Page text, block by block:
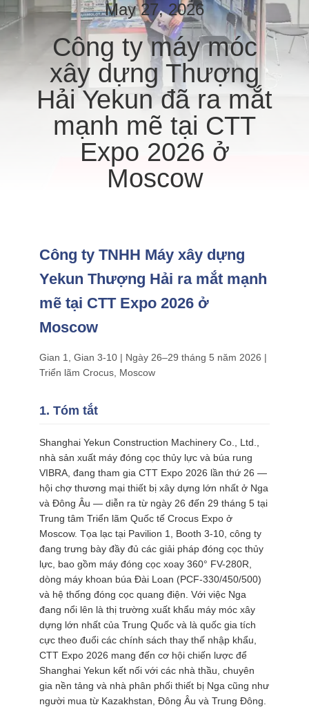
CHÚNG
TÔI
THAM
QUAN
LƯỢNG
LIÊN
CÁC
TRƯỜNG
HỢP
YÊU
CẦU
BÁO
SITEMAP
May 27, 2026
Công ty máy móc
xây dựng Thượng
Hải Yekun đã ra mắt
mạnh mẽ tại CTT
Expo 2026 ở
Moscow
Công ty TNHH Máy xây dựng
Yekun Thượng Hải ra mắt mạnh
mẽ tại CTT Expo 2026 ở
Moscow
Gian 1, Gian 3-10 | Ngày 26–29 tháng 5 năm 2026 |
Triển lãm Crocus, Moscow
1. Tóm tắt
Shanghai Yekun Construction Machinery Co., Ltd.,
nhà sản xuất máy đóng cọc thủy lực và búa rung
VIBRA, đang tham gia CTT Expo 2026 lần thứ 26 —
hội chợ thương mại thiết bị xây dựng lớn nhất ở Nga
và Đông Âu — diễn ra từ ngày 26 đến 29 tháng 5 tại
Trung tâm Triển lãm Quốc tế Crocus Expo ở
Moscow. Tọa lạc tại Pavilion 1, Booth 3-10, công ty
đang trưng bày đầy đủ các giải pháp đóng cọc thủy
lực, bao gồm máy đóng cọc xoay 360° FV-280R,
dòng máy khoan búa Đài Loan (PCF-330/450/500)
và hệ thống đóng cọc quang điện. Với việc Nga
đang nổi lên là thị trường xuất khẩu máy móc xây
dựng lớn nhất của Trung Quốc và là quốc gia tích
cực theo đuổi các chính sách thay thế nhập khẩu,
CTT Expo 2026 mang đến cơ hội chiến lược để
Shanghai Yekun kết nối với các nhà thầu, chuyên
gia nền tảng và nhà phân phối thiết bị Nga cũng như
người mua từ Kazakhstan, Đông Âu và Trung Đông.